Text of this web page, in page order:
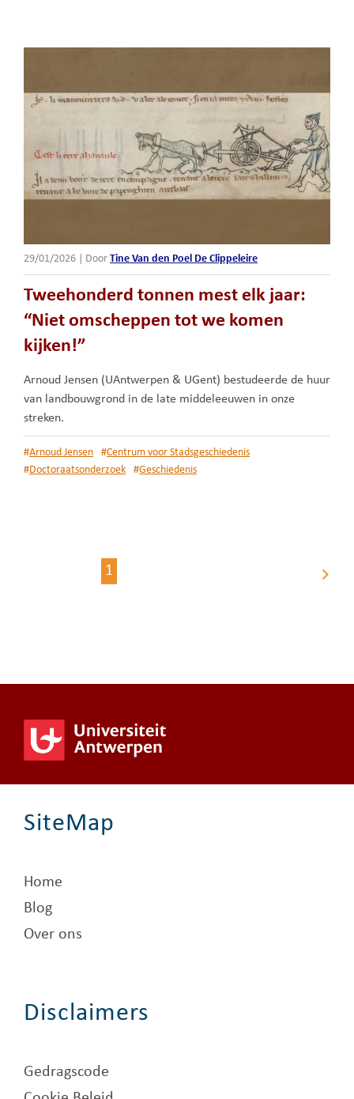
29/01/2026 Door Tine Van den Poel De Clippeleire
Tweehonderd tonnen mest elk jaar:
“Niet omscheppen tot we komen
kijken!”
Arnoud Jensen (UAntwerpen & UGent) bestudeerde de huur
van landbouwgrond in de late middeleeuwen in onze
streken.
#Arnoud Jensen #Centrum voor Stadsgeschiedenis
#Doctoraatsonderzoek #Geschiedenis
1
SiteMap
Home
Blog
Over ons
Disclaimers
Gedragscode